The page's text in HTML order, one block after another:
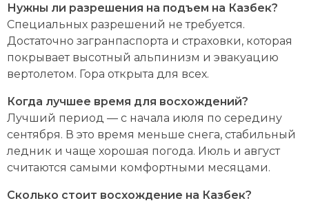
Нужны ли разрешения на подъем на Казбек?
Специальных разрешений не требуется.
Достаточно загранпаспорта и страховки, которая
покрывает высотный альпинизм и эвакуацию
вертолетом. Гора открыта для всех.
Когда лучшее время для восхождений?
Лучший период — с начала июля по середину
сентября. В это время меньше снега, стабильный
ледник и чаще хорошая погода. Июль и август
считаются самыми комфортными месяцами.
Сколько стоит восхождение на Казбек?